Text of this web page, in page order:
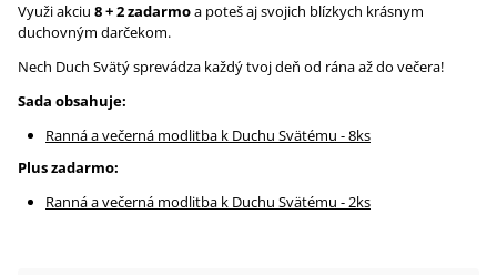
Využi akciu 8 + 2 zadarmoa poteš aj svojich blízkych krásnym
duchovným darčekom.
Nech Duch Svätý sprevádza každý tvoj deň od rána až do večera!
Sada obsahuje:
Ranná a večerná modlitba k Duchu Svätému - 8ks
Plus zadarmo:
Ranná a večerná modlitba k Duchu Svätému - 2ks